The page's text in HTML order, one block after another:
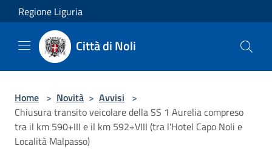
Salta al contenuto principale
Regione Liguria
Città di Noli
Home > Novità > Avvisi >
Chiusura transito veicolare della SS 1 Aurelia compreso
tra il km 590+III e il km 592+VIII (tra l'Hotel Capo Noli e
Località Malpasso)